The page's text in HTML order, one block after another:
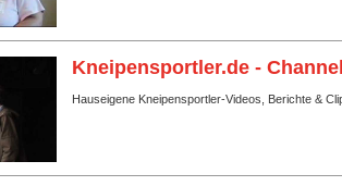
Kneipensportler.de -
Hauseigene Kneipensportler-Videos, Berichte &